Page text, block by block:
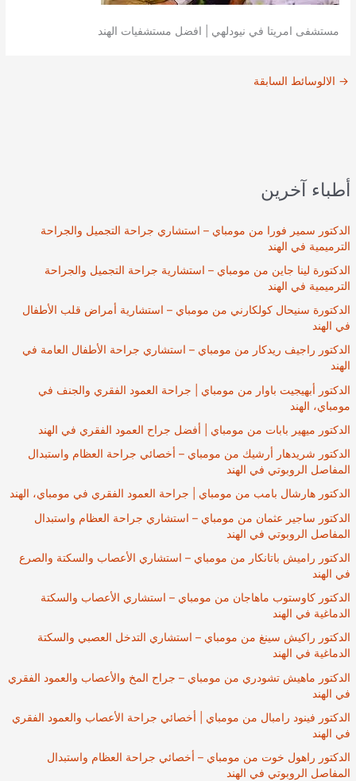
أطباء آخرين
الدكتور سمير فورا من مومباي – استشاري جراحة التجميل والجراحة
الترميمية في الهند
الدكتورة لينا جاين من مومباي – استشارية جراحة التجميل والجراحة
الترميمية في الهند
الدكتورة سنيحال كولكارني من مومباي – استشارية أمراض قلب الأطفال
في الهند
الدكتور راجيف ريدكار من مومباي – استشاري جراحة الأطفال العامة في
الهند
الدكتور أبهيجيت باوار من مومباي | جراحة العمود الفقري والجنف في
مومباي، الهند
الدكتور ميهير بابات من مومباي | أفضل جراح العمود الفقري في الهند
الدكتور شريدهار أرشيك من مومباي – أخصائي جراحة العظام واستبدال
المفاصل الروبوتي في الهند
الدكتور هارشال بامب من مومباي | جراحة العمود الفقري في مومباي، الهند
الدكتور ساجير عثمان من مومباي – استشاري جراحة العظام واستبدال
المفاصل الروبوتي في الهند
الدكتور راميش باتانكار من مومباي – استشاري الأعصاب والسكتة والصرع
في الهند
الدكتور كاوستوب ماهاجان من مومباي – استشاري الأعصاب والسكتة
الدماغية في الهند
الدكتور راكيش سينغ من مومباي – استشاري التدخل العصبي والسكتة
الدماغية في الهند
الدكتور ماهيش تشودري من مومباي – جراح المخ والأعصاب والعمود الفقري
في الهند
الدكتور فينود رامبال من مومباي | أخصائي جراحة الأعصاب والعمود الفقري
في الهند
الدكتور راهول خوت من مومباي – أخصائي جراحة العظام واستبدال
المفاصل الروبوتي في الهند
مستشفى امريتا في نيودلهي | افضل مستشفيات الهند
→ الالوسائط السابقة